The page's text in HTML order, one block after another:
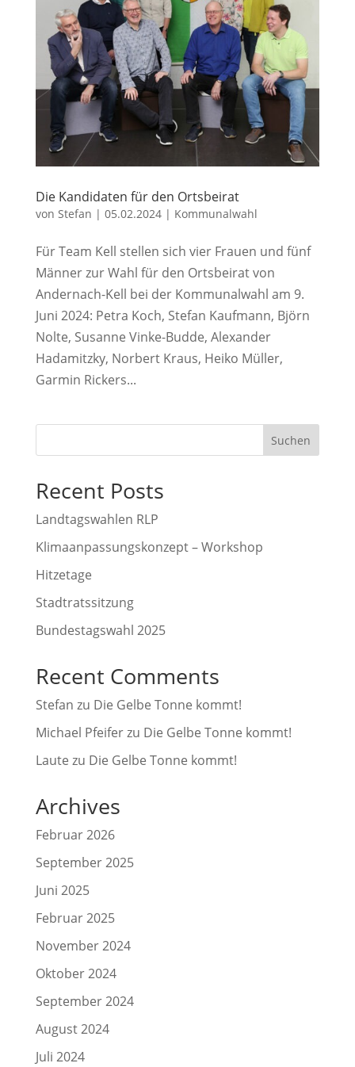
Die Kandidaten für den Ortsbeirat
von Stefan | 05.02.2024| Kommunalwahl
Für Team Kell stellen sich vier Frauen und fünf
Männer zur Wahl für den Ortsbeirat von
Andernach-Kell bei der Kommunalwahl am 9.
Juni 2024: Petra Koch, Stefan Kaufmann, Björn
Nolte, Susanne Vinke-Budde, Alexander
Hadamitzky, Norbert Kraus, Heiko Müller,
Garmin Rickers...
Suchen
Recent Posts
Landtagswahlen RLP
Klimaanpassungskonzept – Workshop
Hitzetage
Stadtratssitzung
Bundestagswahl 2025
Recent Comments
Stefan zu Die Gelbe Tonne kommt!
Michael Pfeiferzu Die Gelbe Tonne kommt!
Laute zu Die Gelbe Tonne kommt!
Archives
Februar 2026
September 2025
Juni 2025
Februar 2025
November 2024
Oktober 2024
September 2024
August 2024
Juli 2024